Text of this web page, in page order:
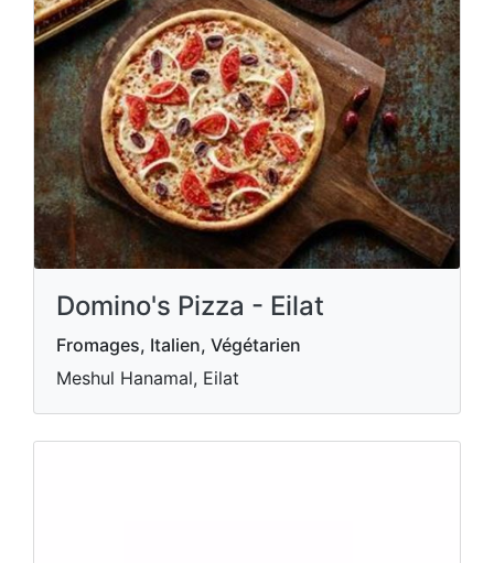
Domino's Pizza - Eilat
Fromages, Italien, Végétarien
Meshul Hanamal, Eilat